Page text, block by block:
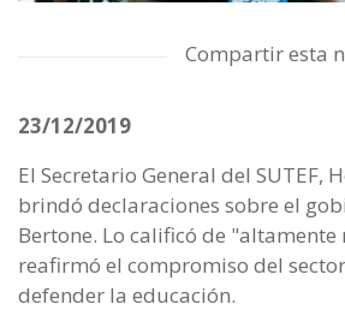
Compartir esta
23/12/2019
El Secretario General del SUTEF,
brindó declaraciones sobre el
Bertone. Lo calificó de "altamente
reafirmó el compromiso del
defender la educación.